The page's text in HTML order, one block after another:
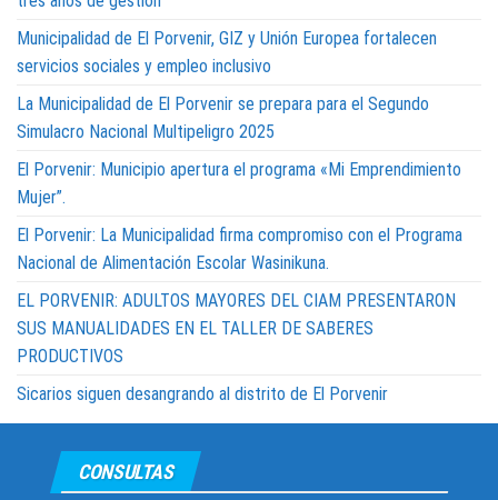
Municipalidad de El Porvenir, GIZ y Unión Europea fortalecen
servicios sociales y empleo inclusivo
La Municipalidad de El Porvenir se prepara para el Segundo
Simulacro Nacional Multipeligro 2025
El Porvenir: Municipio apertura el programa «Mi Emprendimiento
Mujer”.
El Porvenir: La Municipalidad firma compromiso con el Programa
Nacional de Alimentación Escolar Wasinikuna.
EL PORVENIR: ADULTOS MAYORES DEL CIAM PRESENTARON
SUS MANUALIDADES EN EL TALLER DE SABERES
PRODUCTIVOS
Sicarios siguen desangrando al distrito de El Porvenir
CONSULTAS